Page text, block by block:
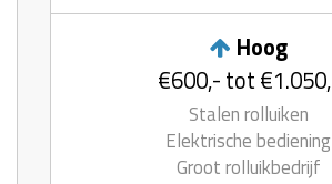
Hoog
€600,- tot
Stalen rolluiken
Elektrische bediening
Groot rolluikbedrijf